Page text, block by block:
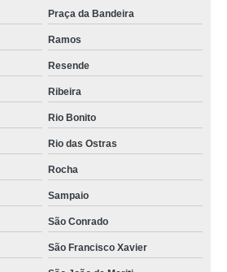
Praça da Bandeira
Ramos
Resende
Ribeira
Rio Bonito
Rio das Ostras
Rocha
Sampaio
São Conrado
São Francisco Xavier